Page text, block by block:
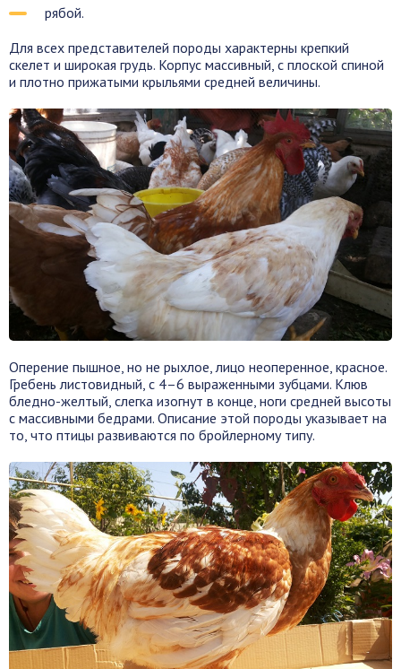
рябой.
Для всех представителей породы характерны крепкий
скелет и широкая грудь. Корпус массивный, с плоской спиной
и плотно прижатыми крыльями средней величины.
Оперение пышное, но не рыхлое, лицо неоперенное, красное.
Гребень листовидный, с 4–6 выраженными зубцами. Клюв
бледно-желтый, слегка изогнут в конце, ноги средней высоты
с массивными бедрами. Описание этой породы указывает на
то, что птицы развиваются по бройлерному типу.